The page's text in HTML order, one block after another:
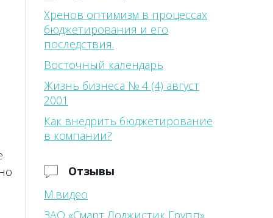
Хренов оптимизм в процессах
бюджетирования и его
последствия.
Восточный календарь
Жизнь бизнеса № 4 (4) август
2001
Как внедрить бюджетирование
в компании?
Отзывы
М.видео
ЗАО «Смарт Лоджистик Групп»